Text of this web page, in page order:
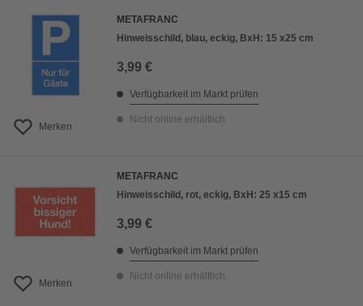
Merken
METAFRANC
Hinweisschild, blau, eckig, BxH: 15 x25 cm
3,99 €
Verfügbarkeit im Markt prüfen
Nicht online erhältlich
Merken
METAFRANC
Hinweisschild, rot, eckig, BxH: 25 x15 cm
3,99 €
Verfügbarkeit im Markt prüfen
Nicht online erhältlich